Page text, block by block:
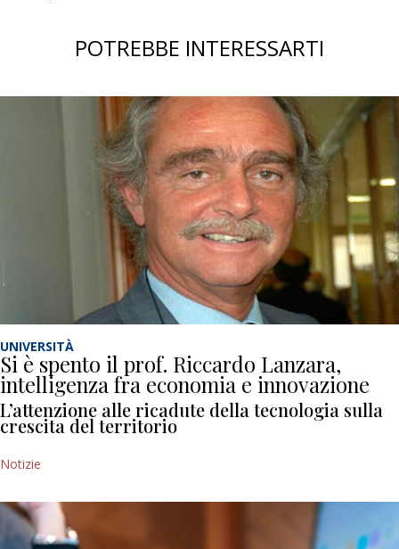
POTREBBE INTERESSARTI
UNIVERSITÀ
Si è spento il prof. Riccardo Lanzara,
intelligenza fra economia e innovazione
L’attenzione alle ricadute della tecnologia sulla
crescita del territorio
Notizie